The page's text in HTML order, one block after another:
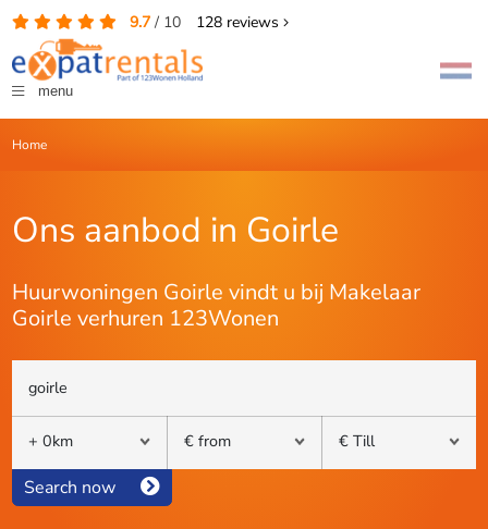
9.7/ 10 128reviews
menu
Home
Ons aanbod in Goirle
Huurwoningen Goirle vindt u bij Makelaar
Goirle verhuren 123Wonen
Search now